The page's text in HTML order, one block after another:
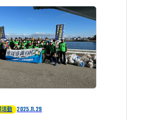
動 2025.11.29